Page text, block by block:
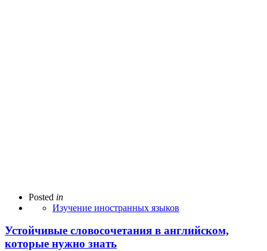
Posted in
Изучение иностранных языков
Устойчивые словосочетания в английском,
которые нужно знать